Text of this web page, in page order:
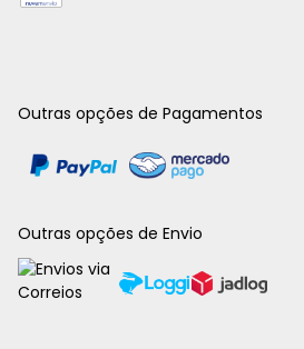
Outras opções de Pagamentos
Outras opções de Envio